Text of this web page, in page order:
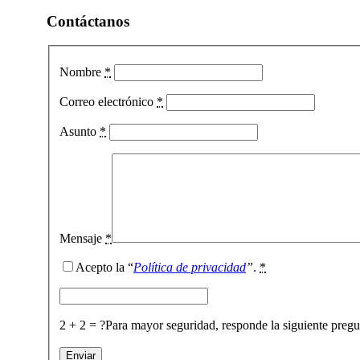
Contáctanos
Nombre *
Correo electrónico *
Asunto *
Mensaje *
Acepto la “Política de privacidad”. *
2 + 2 = ?Para mayor seguridad, responde la siguiente